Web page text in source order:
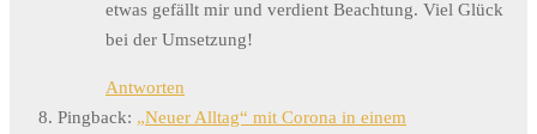
etwas gefällt mir und verdient Beachtung. Viel Glück
bei der Umsetzung!
Antworten
Pingback: „Neuer Alltag“ mit Corona in einem